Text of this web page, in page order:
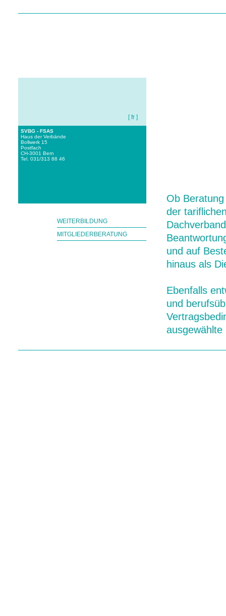
Ob
der
und auf
hinaus als
Ebenfalls
und
[ fr ]
SVBG - FSAS
Haus der Verbände
Bollwerk 15
Postfach
CH-3001 Bern
Tel. 031/313 88 46
WEITERBILDUNG
MITGLIEDERBERATUNG